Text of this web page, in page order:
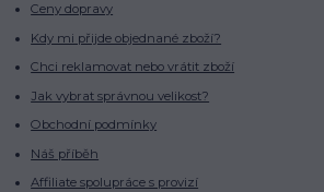
Ceny dopravy
Kdy mi přijde objednané zboží?
Chci reklamovat nebo vrátit zboží
Jak vybrat správnou velikost?
Obchodní podmínky
Náš příběh
Affiliate spolupráce s provizí